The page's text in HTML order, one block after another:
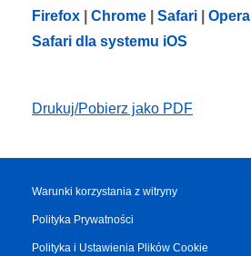
Firefox
Chrome Safari Opera
Safari dla systemu iOS
Drukuj/Pobierz jako PDF
Warunki korzystania z witryny
Polityka Prywatności
Polityka i Ustawienia Plików Cookie